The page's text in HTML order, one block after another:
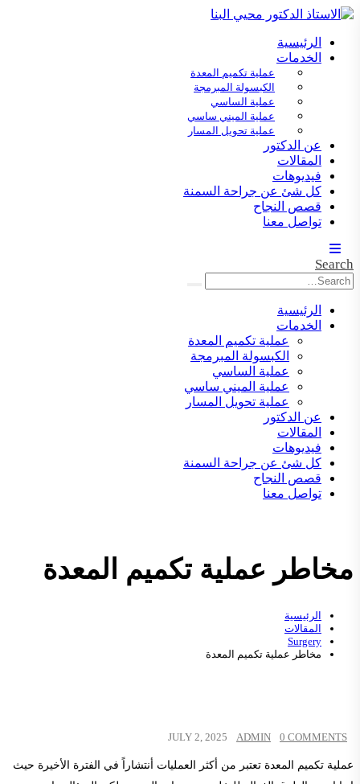
الرئيسية
الخدمات
عملية تكميم المعدة
الكبسولة المبرمجة
عملية الساسي
عملية الميني ساسي
عملية تحويل المسار
عن الدكتور
المقالات
فيديوهات
كل شئ عن جراحة السمنة
قصص النجاح
تواصل معنا
Search
الرئيسية
الخدمات
عملية تكميم المعدة
الكبسولة المبرمجة
عملية الساسي
عملية الميني ساسي
عملية تحويل المسار
عن الدكتور
المقالات
فيديوهات
كل شئ عن جراحة السمنة
قصص النجاح
تواصل معنا
مخاطر عملية تكميم المعدة
الرئيسية
المقالات
Surgery
مخاطر عملية تكميم المعدة
JULY 2, 2025 ADMIN 0 COMMENTS
عملية تكميم المعدة تعتبر من أكثر العمليات أنتشاراً في الفترة الأخيرة حيث